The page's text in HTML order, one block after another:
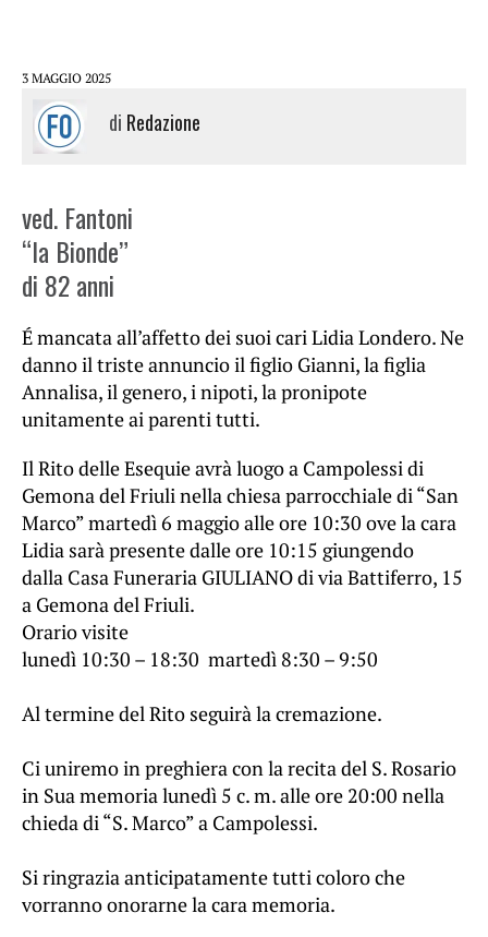
3 MAGGIO 2025
di Redazione
ved. Fantoni
“la Bionde”
di 82 anni
É mancata all’affetto dei suoi cari Lidia Londero. Ne
danno il triste annuncio il figlio Gianni, la figlia
Annalisa, il genero, i nipoti, la pronipote
unitamente ai parenti tutti.
Il Rito delle Esequie avrà luogo a Campolessi di
Gemona del Friuli nella chiesa parrocchiale di “San
Marco” martedì 6 maggio alle ore 10:30 ove la cara
Lidia sarà presente dalle ore 10:15 giungendo
dalla Casa Funeraria GIULIANO di via Battiferro, 15
a Gemona del Friuli.
Orario visite
lunedì 10:30 – 18:30 martedì 8:30 – 9:50
Al termine del Rito seguirà la cremazione.
Ci uniremo in preghiera con la recita del S. Rosario
in Sua memoria lunedì 5 c. m. alle ore 20:00 nella
chieda di “S. Marco” a Campolessi.
Si ringrazia anticipatamente tutti coloro che
vorranno onorarne la cara memoria.